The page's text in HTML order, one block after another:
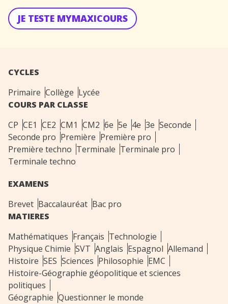
JE TESTE MYMAXICOURS
CYCLES
Primaire Collège Lycée
COURS PAR CLASSE
CP CE1 CE2 CM1 CM2 6e 5e 4e 3e Seconde
Seconde pro Première Première pro
Première techno Terminale Terminale pro
Terminale techno
EXAMENS
Brevet Baccalauréat Bac pro
MATIERES
Mathématiques Français Technologie
Physique Chimie SVT Anglais Espagnol Allemand
Histoire SES Sciences Philosophie EMC
Histoire-Géographie géopolitique et sciences
politiques
Géographie Questionner le monde